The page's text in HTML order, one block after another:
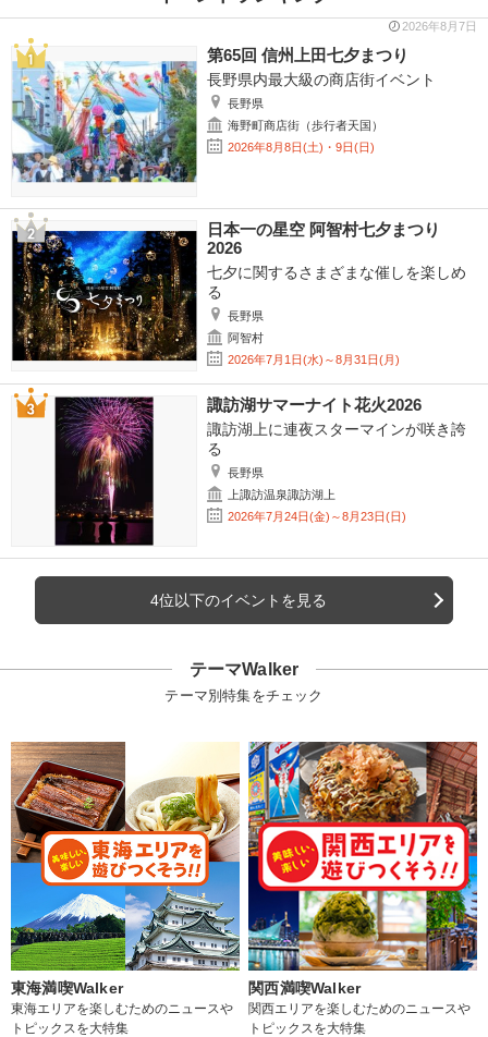
2026年8月7日
第65回 信州上田七夕まつり
長野県内最大級の商店街イベント
長野県
海野町商店街（歩行者天国）
2026年8月8日(土)・9日(日)
日本一の星空 阿智村七夕まつり
2026
七夕に関するさまざまな催しを楽しめ
る
長野県
阿智村
2026年7月1日(水)～8月31日(月)
諏訪湖サマーナイト花火2026
諏訪湖上に連夜スターマインが咲き誇
る
長野県
上諏訪温泉諏訪湖上
2026年7月24日(金)～8月23日(日)
4位以下のイベントを見る
テーマWalker
テーマ別特集をチェック
東海満喫Walker
東海エリアを楽しむためのニュースや
トピックスを大特集
関西満喫Walker
関西エリアを楽しむためのニュースや
トピックスを大特集